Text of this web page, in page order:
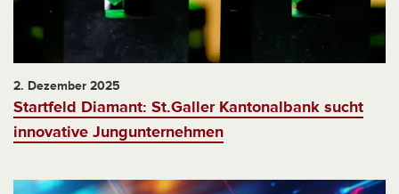
2. Dezember 2025
Startfeld Diamant: St.Galler Kantonalbank sucht
innovative Jungunternehmen